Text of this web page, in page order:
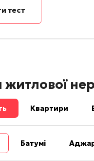
тест
житлової
Квартири
Батумі